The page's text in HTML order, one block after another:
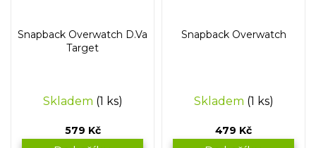
Snapback Overwatch D.Va
Target
Skladem (1 ks)
579 Kč
Snapback Overwatch
Skladem (1 ks)
479 Kč